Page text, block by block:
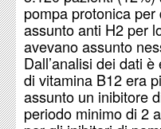
pompa protonica
assunto anti H2 per
avevano assunto
Dall’analisi dei dati
di vitamina B12 era
assunto un inibitore
periodo minimo di 2